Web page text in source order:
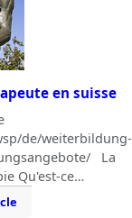
en suisse
de/weiterbildung-
La
Qu'est-ce…